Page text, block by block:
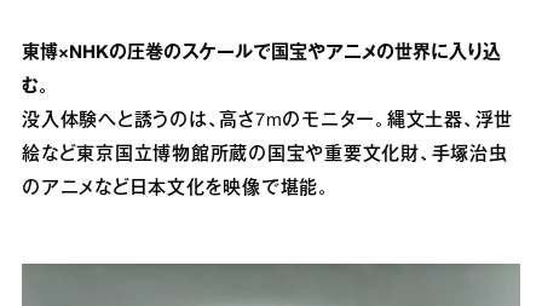
東博×NHKの圧巻のスケールで国宝やアニメの世界に入り込
む。
没入体験へと誘うのは、高さ7mのモニター。縄文土器、浮世
絵など東京国立博物館所蔵の国宝や重要文化財、手塚治虫
のアニメなど日本文化を映像で堪能。